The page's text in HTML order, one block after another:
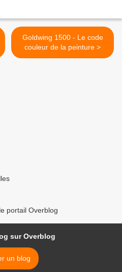
Goldwing 1500 - Le code
couleur de la peinture >
portail Overblog
sur Overblog
un blog